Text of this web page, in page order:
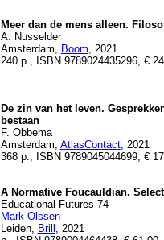
Meer dan de mens alleen.
A. Nusselder
Amsterdam, Boom, 2021
240 p., ISBN 9789024435296, €
De zin van het leven.
bestaan
F. Obbema
Amsterdam, AtlasContact, 2021
368 p., ISBN 9789045044699, €
A Normative Foucauldian.
Educational Futures 74
Mark Olssen
Leiden, Brill , 2021